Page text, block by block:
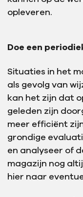
opleveren.
Doe een
Situaties in het
als gevolg van
kan het zijn dat
geleden zijn
meer efficiënt
grondige
en analyseer of
magazijn nog
hier naar